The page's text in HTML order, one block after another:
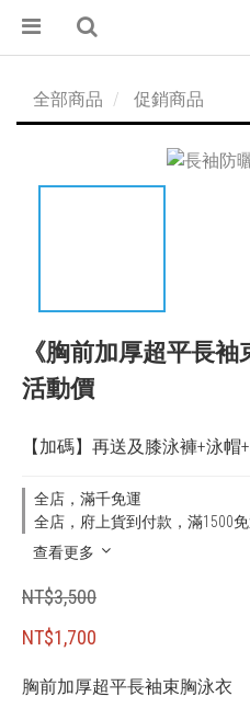
全部商品 促銷商品
《胸前加厚超平長
活動價
【加碼】再送及膝泳褲+泳
全店，滿千免運
全店，府上貨到付款，滿1500
查看更多
NT$3,500
NT$1,700
胸前加厚超平長袖束胸泳衣